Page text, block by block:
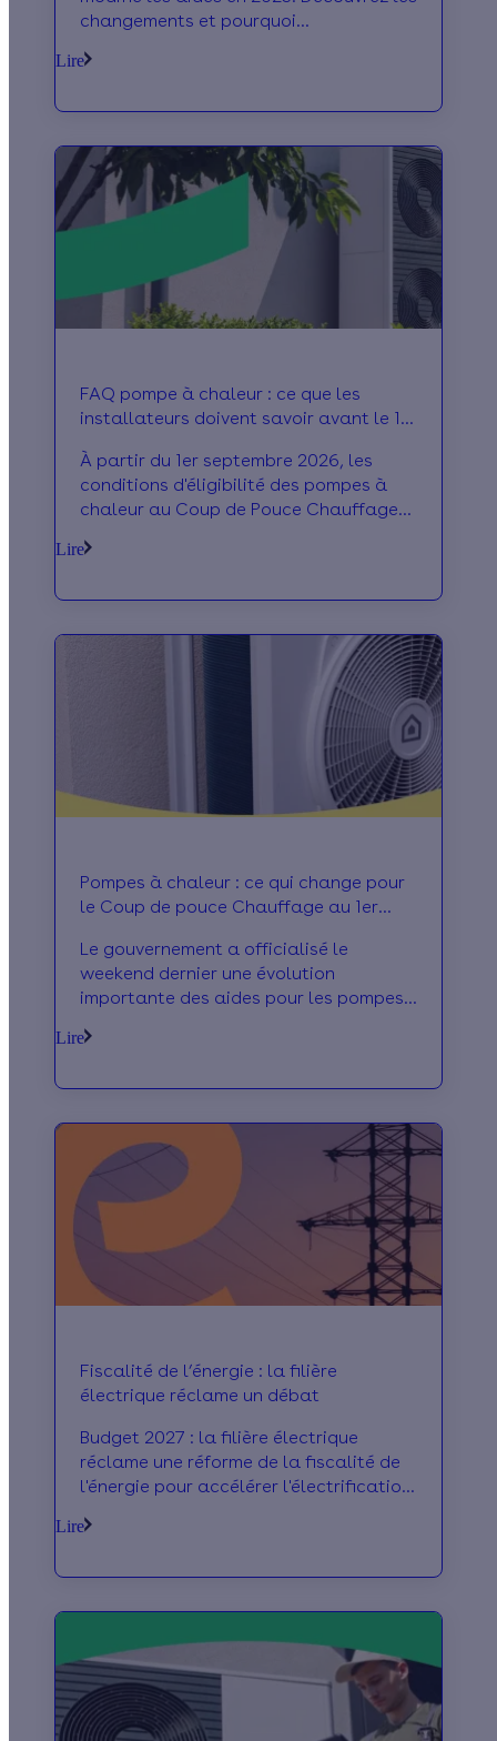
changements et pourquoi
malgré tout.
Lire
FAQ pompe à chaleur : ce que les
installateurs doivent savoir avant le 1er
À partir du 1er septembre 2026, les
conditions d'éligibilité des pompes à
chaleur au Coup de Pouce Chauffage
règles, les équipements concernés et
Lire
Pompes à chaleur : ce qui change pour
le Coup de pouce Chauffage au 1er
Le gouvernement a officialisé le
weekend dernier une évolution
importante des aides pour les pompes
2026, la bonification de la prime CEE
sera en effet réservée à certains
modèles de pompes à chaleur en
fonction de critères industriels. Objectif
affiché : soutenir la production
européenne et favoriser les
équipements de qualité. On vous
explique ce que ça change pour les
professionnels de la rénovation
énergétique.
Lire
Fiscalité de l’énergie : la filière
électrique réclame un débat
Budget 2027 : la filière électrique
réclame une réforme de la fiscalité de
l'énergie pour accélérer l'électrification
Lire